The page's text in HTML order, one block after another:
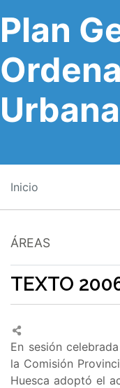
Plan
Urbana
Inicio
ÁREAS
TEXTO
En sesión
la Comisión
Huesca adoptó el